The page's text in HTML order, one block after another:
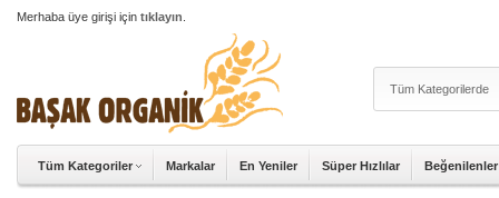
Merhaba üye girişi için tıklayın
Tüm Kategoriler Markalar En Yeniler Süper Hızlılar Beğenilenler